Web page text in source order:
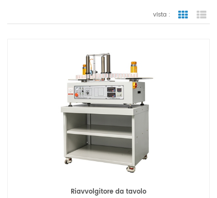
vista : vista a
Riavvolgitore da tavolo